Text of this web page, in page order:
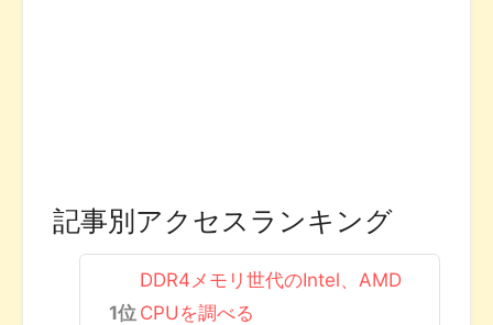
記事別アクセスランキング
DDR4メモリ世代のIntel、AMD
CPUを調べる